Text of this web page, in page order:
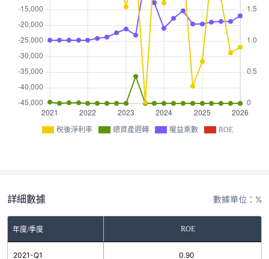
稅後淨利率 總資產週轉 權益乘數 ROE
詳細數據 數據單位：%
年度/季度 ROE
2021-Q1 0.90